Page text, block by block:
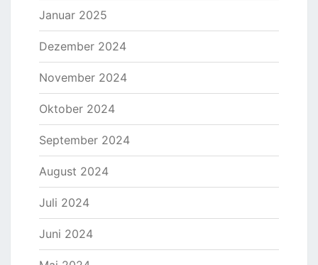
Januar 2025
Dezember 2024
November 2024
Oktober 2024
September 2024
August 2024
Juli 2024
Juni 2024